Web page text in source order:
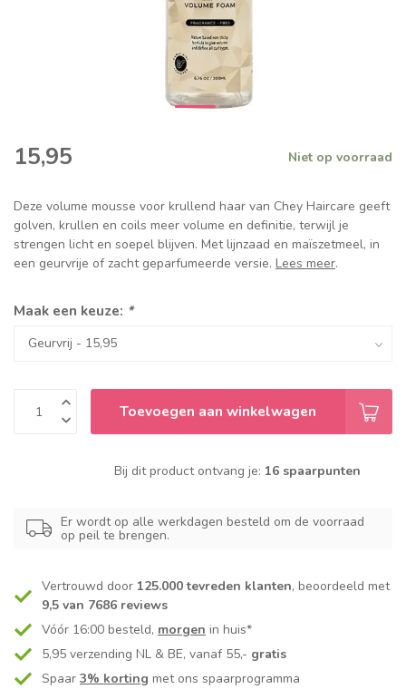
15,95 Niet op voorraad
Deze volume mousse voor krullend haar van Chey Haircare geeft
golven, krullen en coils meer volume en definitie, terwijl je
strengen licht en soepel blijven. Met lijnzaad en maïszetmeel, in
een geurvrije of zacht geparfumeerde versie. Lees meer.
Maak een keuze: *
Toevoegen aan winkelwagen
Bij dit product ontvang je: 16 spaarpunten
Er wordt op alle werkdagen besteld om de voorraad
op peil te brengen.
Vertrouwd door 125.000 tevreden klanten, beoordeeld met
9,5 van 7686 reviews
Vóór 16:00 besteld, morgen in huis*
5,95 verzending NL & BE, vanaf 55,- gratis
Spaar 3% korting met ons spaarprogramma